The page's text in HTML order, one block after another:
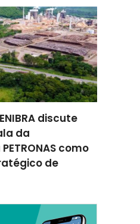
discute
da
como
de